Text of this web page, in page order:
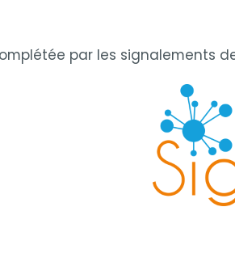
par les signalements